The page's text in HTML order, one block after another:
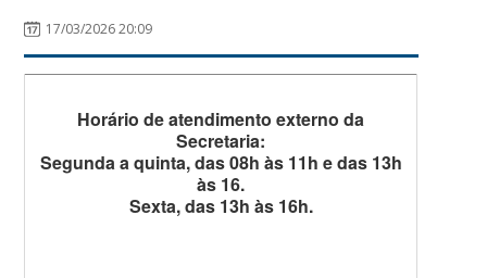
17/03/2026 20:09
Horário de atendimento externo da
Secretaria:
Segunda a quinta, das 08h às 11h e das 13h
às 16.
Sexta, das 13h às 16h.